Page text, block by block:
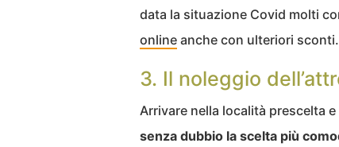
data la situazione Covid molti
online anche con ulteriori sconti.
3. Il noleggio
Arrivare nella località prescelta e
senza dubbio la scelta più